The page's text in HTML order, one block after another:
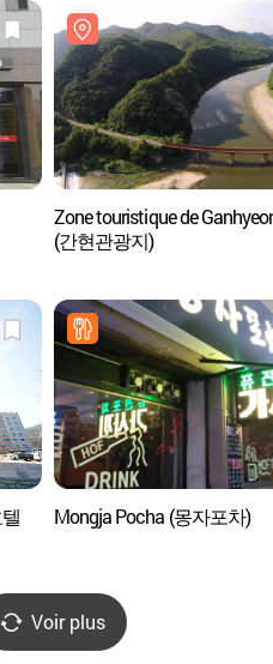
Zone touristique de
(간현관광지)
Mongja Pocha (몽자포차)
Voir plus